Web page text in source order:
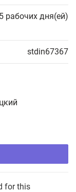
рабочих дня(ей)
stdin67367
for this